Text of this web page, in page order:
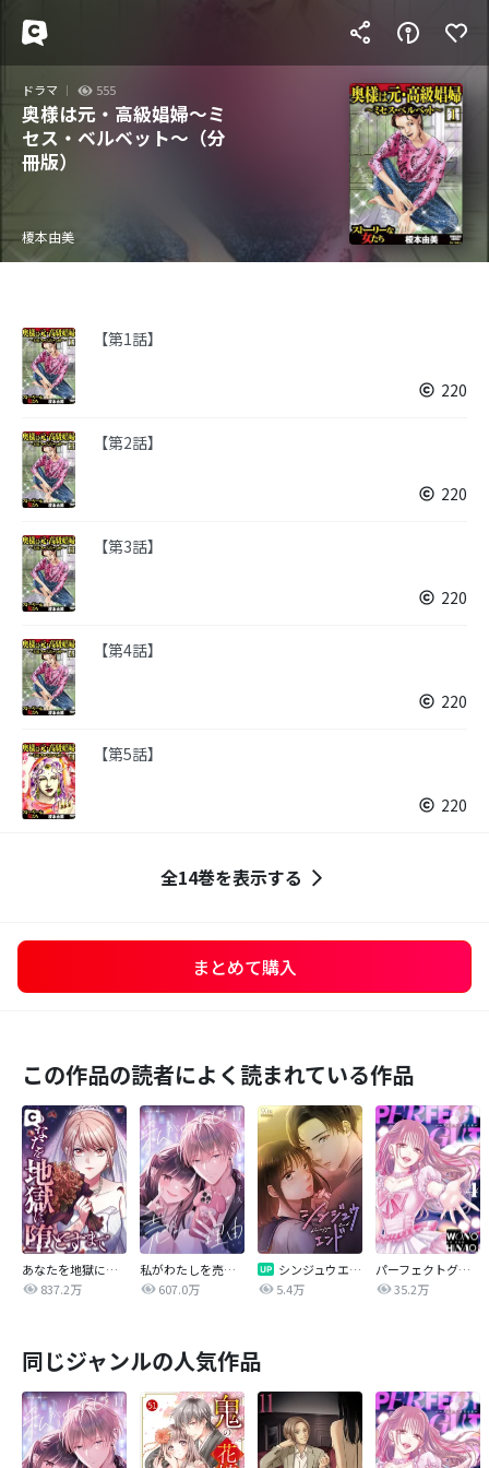
ドラマ 555
奥様は元・高級娼婦～ミ
セス・ベルベット～（分
冊版）
榎本由美
【第1話】
220
【第2話】
220
【第3話】
220
【第4話】
220
【第5話】
220
全14巻を表示する
まとめて購入
この作品の読者によく読まれている作品
あなたを地獄に堕とすまで
837.2万
私がわたしを売る理由
607.0万
シンジュウエンド【タテヨミ】
5.4万
パーフェクトグリッター
35.2万
同じジャンルの人気作品